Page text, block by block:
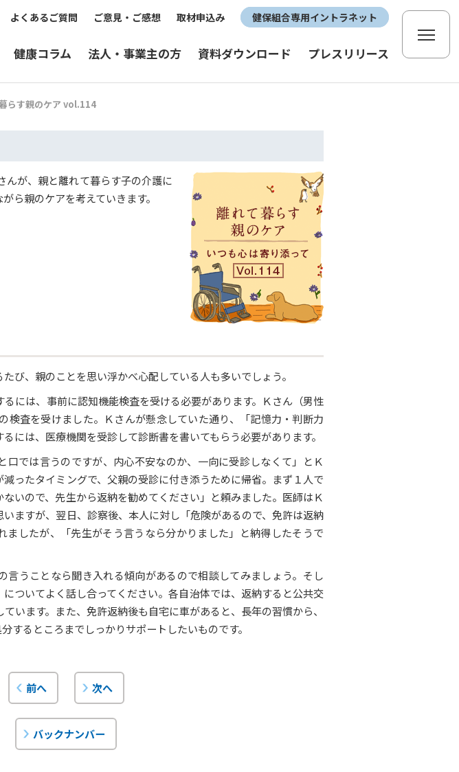
よくあるご質問 ご意見・ご感想 取材申込み 健保組合専用イントラネット
健康コラム 法人・事業主の方 資料ダウンロード プレスリリース
らす親のケア vol.114
んが、親と離れて暮らす子の介護に
ら親のケアを考えていきます。
び、親のことを思い浮かべ心配している人も多いでしょう。
には、事前に認知機能検査を受ける必要があります。Ｋさん（男性
検査を受けました。Ｋさんが懸念していた通り、「記憶力・判断力
には、医療機関を受診して診断書を書いてもらう必要があります。
口では言うのですが、内心不安なのか、一向に受診しなくて」とＫ
ったタイミングで、父親の受診に付き添うために帰省。まず１人で
いので、先生から返納を勧めてください」と頼みました。医師はＫ
ますが、翌日、診察後、本人に対し「危険があるので、免許は返納
ましたが、「先生がそう言うなら分かりました」と納得したそうで
言うことなら聞き入れる傾向があるので相談してみましょう。そし
ついてよく話し合ってください。各自治体では、返納すると公共交
います。また、免許返納後も自宅に車があると、長年の習慣から、
するところまでしっかりサポートしたいものです。
前へ 次へ
バックナンバー